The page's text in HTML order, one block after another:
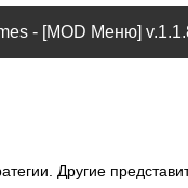
- [MOD Меню]
Другие